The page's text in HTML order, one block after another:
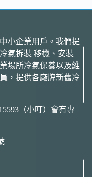
小企業用戶。我們提
氣拆裝 移機、安裝
場所冷氣保養以及維
，提供各廠牌新舊冷
（小叮）會有專